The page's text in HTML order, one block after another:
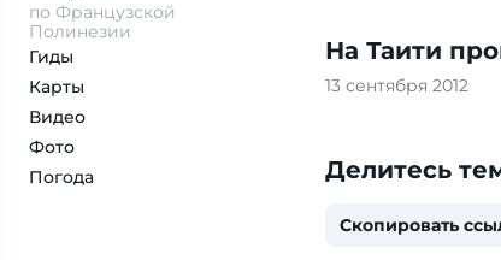
по Французской
Полинезии
Гиды
Карты
Видео
Фото
Погода
На Таити
13 сентября 2012
Делитесь
Скопировать